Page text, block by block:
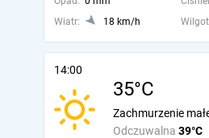
Wiatr:
18 km/h
14:00
35°C
Odczuwalna 39°C
Zachmurzenie